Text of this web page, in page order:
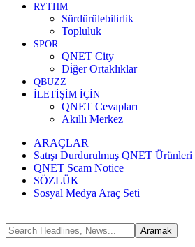
RYTHM
Sürdürülebilirlik
Topluluk
SPOR
QNET City
Di̇ğer Ortaklıklar
QBUZZ
İLETİŞİM İÇİN
QNET Cevapları
Akıllı Merkez
ARAÇLAR
Satışı Durdurulmuş QNET Ürünleri
QNET Scam Notice
SÖZLÜK
Sosyal Medya Araç Seti